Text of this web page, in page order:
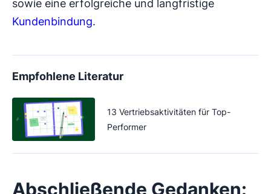
sowie eine erfolgreiche und langfristige
Kundenbindung.
Empfohlene Literatur
13 Vertriebsaktivitäten für Top-
Performer
Abschließende Gedanken: